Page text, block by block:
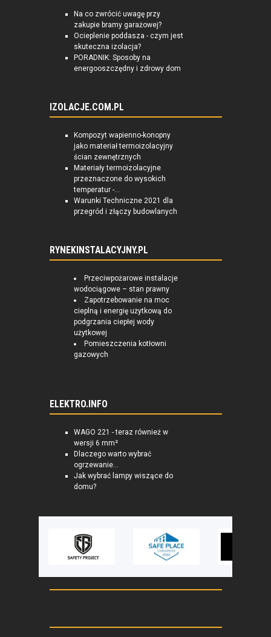
Na co zwrócić uwagę przy
zakupie bramy garażowej?
Ocieplenie poddasza - czym jest
skuteczna izolacja?
PORADNIK: Sposoby na
energooszczędny i zdrowy dom
IZOLACJE.COM.PL
Kompozyt wapienno-konopny
jako materiał termoizolacyjny
ścian zewnętrznych
Materiały termoizolacyjne
przeznaczone do wysokich
temperatur -...
Warunki Techniczne 2021 dla
przegród i złączy budowlanych
RYNEKINSTALACYJNY.PL
Przeciwpożarowe instalacje
wodociągowe – stan prawny
Zapotrzebowanie na moc
cieplną i energię użytkową do
podgrzania ciepłej wody
użytkowej
Pomieszczenia kotłowni
gazowych
ELEKTRO.INFO
WAGO 221 - teraz również w
wersji 6 mm²
Dlaczego warto wybrać
ogrzewanie...
Jak wybrać lampy wiszące do
domu?